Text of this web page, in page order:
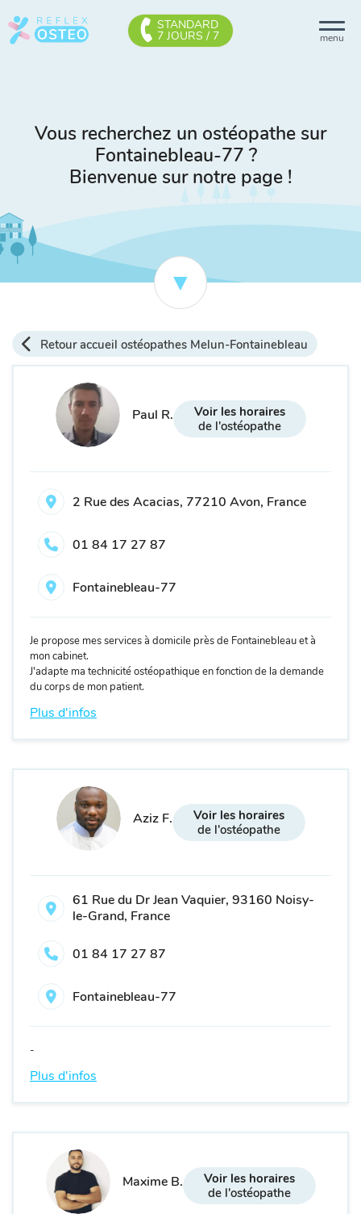
menu
STANDARD
7 JOURS / 7
Vous recherchez un ostéopathe sur
Fontainebleau-77 ?
Bienvenue sur notre page !
Retour accueil ostéopathes Melun-Fontainebleau
Paul R.
Voir les horaires
de l'ostéopathe
2 Rue des Acacias, 77210 Avon, France
01 84 17 27 87
Fontainebleau-77
Je propose mes services à domicile près de Fontainebleau et à
mon cabinet.
J'adapte ma technicité ostéopathique en fonction de la demande
du corps de mon patient.
Plus d'infos
Aziz F.
Voir les horaires
de l'ostéopathe
61 Rue du Dr Jean Vaquier, 93160 Noisy-
le-Grand, France
01 84 17 27 87
Fontainebleau-77
-
Plus d'infos
Maxime B.
Voir les horaires
de l'ostéopathe